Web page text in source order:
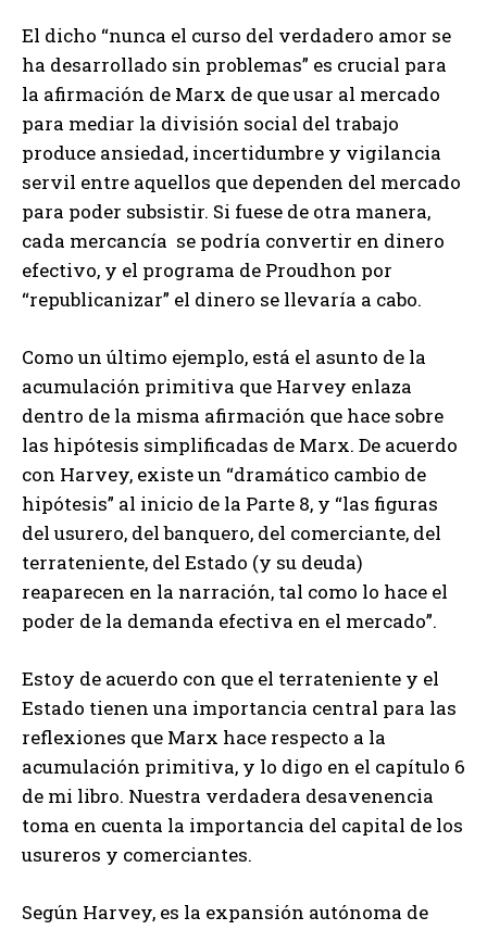
El dicho “nunca el curso del verdadero amor se
ha desarrollado sin problemas” es crucial para
la afirmación de Marx de que usar al mercado
para mediar la división social del trabajo
produce ansiedad, incertidumbre y vigilancia
servil entre aquellos que dependen del mercado
para poder subsistir. Si fuese de otra manera,
cada mercancía se podría convertir en dinero
efectivo, y el programa de Proudhon por
“republicanizar” el dinero se llevaría a cabo.
Como un último ejemplo, está el asunto de la
acumulación primitiva que Harvey enlaza
dentro de la misma afirmación que hace sobre
las hipótesis simplificadas de Marx. De acuerdo
con Harvey, existe un “dramático cambio de
hipótesis” al inicio de la Parte 8, y “las figuras
del usurero, del banquero, del comerciante, del
terrateniente, del Estado (y su deuda)
reaparecen en la narración, tal como lo hace el
poder de la demanda efectiva en el mercado”.
Estoy de acuerdo con que el terrateniente y el
Estado tienen una importancia central para las
reflexiones que Marx hace respecto a la
acumulación primitiva, y lo digo en el capítulo 6
de mi libro. Nuestra verdadera desavenencia
toma en cuenta la importancia del capital de los
usureros y comerciantes.
Según Harvey, es la expansión autónoma de